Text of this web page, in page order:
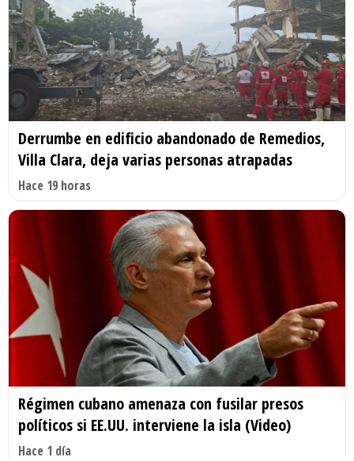
Derrumbe en edificio abandonado de Remedios,
Villa Clara, deja varias personas atrapadas
Hace 19 horas
Régimen cubano amenaza con fusilar presos
políticos si EE.UU. interviene la isla (Video)
Hace 1 día